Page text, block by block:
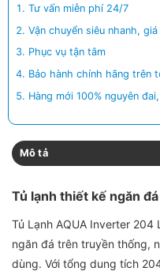
Tư vấn miễn phí 24/7
Vận chuyển siêu nhanh,
Phục vụ tận tâm
Bảo hành chính hãng trên
Hàng mới 100% nguyên
Mô tả
Tủ lạnh thiết kế ngăn
Tủ Lạnh AQUA Inverter 204
ngăn đá trên truyền thống,
dùng. Với tổng dung tích